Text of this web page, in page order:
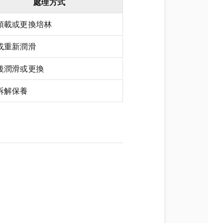
載或更換培林
重新潤滑
潤滑或更換
解保養